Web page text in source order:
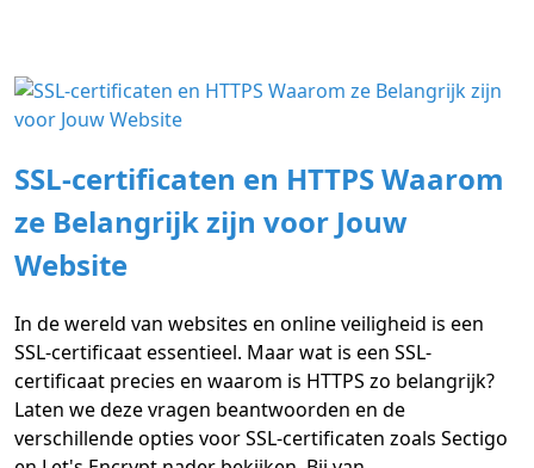
SSL-certificaten en HTTPS Waarom
ze Belangrijk zijn voor Jouw
Website
In de wereld van websites en online veiligheid is een
SSL-certificaat essentieel. Maar wat is een SSL-
certificaat precies en waarom is HTTPS zo belangrijk?
Laten we deze vragen beantwoorden en de
verschillende opties voor SSL-certificaten zoals Sectigo